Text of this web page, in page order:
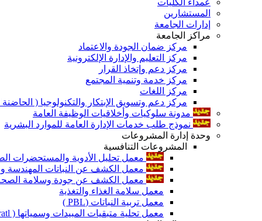
المستشارين
إدارات الجامعة
مراكز الجامعة
مركز ضمان الجودة والاعتماد
مركز التعليم والإدارة الإلكترونية
مركز دعم وإتخاذ القرار
مركز خدمة وتنمية المجتمع
مركز اللغات
مركز دعم وتسويق الإبتكار والتكنولوجيا ( الحاضنة
مدونة سلوكيات وأخلاقيات الوظيفة العامة
نموذج طلب خدمات الإدارة العامة للموارد البشرية
وحدة إدارة المشروعات
المشروعات التنافسية
معمل تحليل الأدوية والمستحضرات
معمل الكشف عن النباتات المهندسة
معمل الكشف عن جودة وسلامة الصحة
معمل سلامة الغذاء والتغذية
معمل تربية النباتات (PBL )
معمل تحلية متبقيات المبيدات وسمياتها ( Pratl )